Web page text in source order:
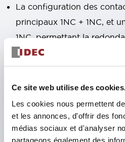
Ce site web utilise des
Les cookies nous permettent
et les annonces, d'offrir des
médias sociaux et d'analyser
partageons également des
La configuration des
principaux 1NC + 1NC, et
1NC, permettant la
et la surveillance de
Une version avec
contrôle d'otage, destinée
L'actionneur est monté sur
l'interrupteur de sécurité